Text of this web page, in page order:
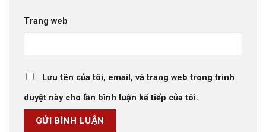
Trang web
Lưu tên của tôi, email, và trang web trong trình
duyệt này cho lần bình luận kế tiếp của tôi.